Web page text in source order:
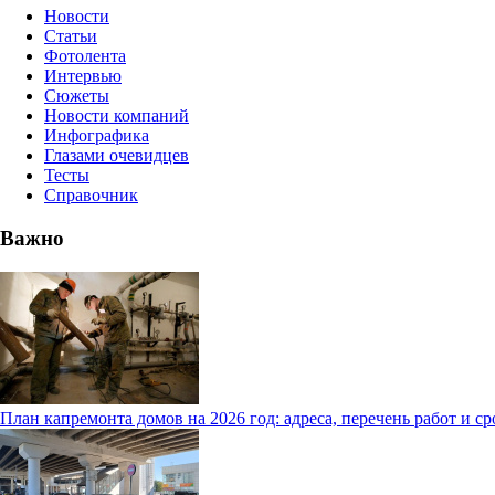
Новости
Статьи
Фотолента
Интервью
Сюжеты
Новости компаний
Инфографика
Глазами очевидцев
Тесты
Справочник
Важно
План капремонта домов на 2026 год: адреса, перечень работ и